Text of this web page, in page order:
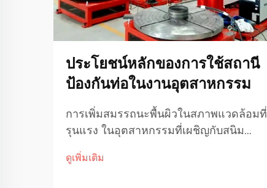
ประโยชน์หลักของการใช้สถานี
ป้องกันท่อในงานอุตสาหกรรม
การเพิ่มสมรรถนะพื้นผิวในสภาพแวดล้อมที่
รุนแรง ในอุตสาหกรรมที่เผชิญกับสนิม
สมบูรณ์และความทนทานของระบบท่อถือ
ดูเพิ่มเติม